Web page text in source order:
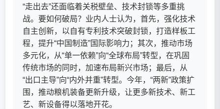
“走出去”还面临着关税壁垒、技术封锁等多重挑
战。要如何破局？业内人士认为，首先，强化技术
自主创新，以自有专利技术突破封锁，打造样板工
程，提升“中国制造”国际影响力；其次，推动市场
多元化，从“单一依赖”向“全球布局”转型，在巩固
传统市场的同时，加速布局新兴市场；最后，从
“出口主导”向“内外并重”转型。今年，“两新”政策扩
围，推动粮机装备更新升级，让更多新技术、新工
艺、新设备得以落地开花。